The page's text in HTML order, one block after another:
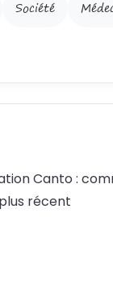
Société
Canto :
récent